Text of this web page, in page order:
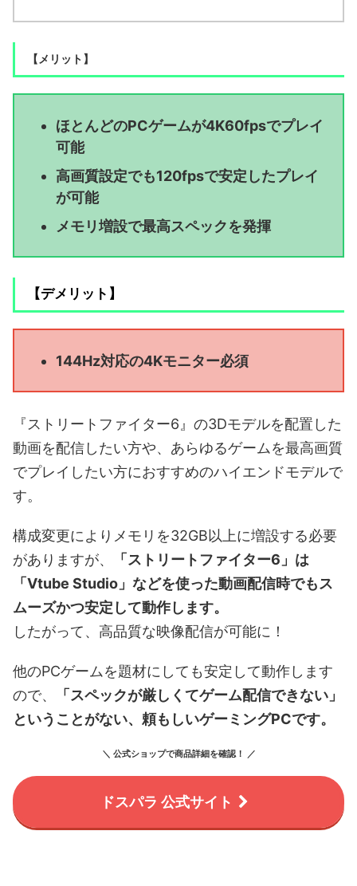
【メリット】
ほとんどのPCゲームが4K60fpsでプレイ
可能
高画質設定でも120fpsで安定したプレイ
が可能
メモリ増設で最高スペックを発揮
【デメリット】
144Hz対応の4Kモニター必須
『ストリートファイター6』の3Dモデルを配置した
動画を配信したい方や、あらゆるゲームを最高画質
でプレイしたい方におすすめのハイエンドモデルで
す。
構成変更によりメモリを32GB以上に増設する必要
がありますが、
「ストリートファイター6」は
「Vtube Studio」などを使った動画配信時でもス
ムーズかつ安定して動作します。
したがって、高品質な映像配信が可能に！
他のPCゲームを題材にしても安定して動作します
ので、
「スペックが厳しくてゲーム配信できない」
ということがない、頼もしいゲーミングPCです。
＼ 公式ショップで商品詳細を確認！ ／
ドスパラ 公式サイト